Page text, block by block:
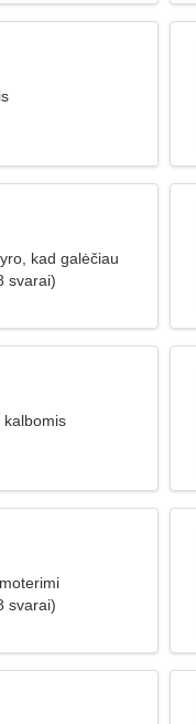
kad galėčiau
svarai)
kalbomis
svarai)